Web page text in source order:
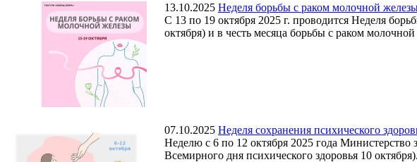
13.10.2025 Неделя борьбы с раком молочной
С 13 по 19 октября 2025 г. проводится Неделя
октября) и в честь месяца борьбы с раком
07.10.2025 Неделя сохранения психического
Неделю с 6 по 12 октября 2025 года Министерство
Всемирного дня психического здоровья 10 октября).